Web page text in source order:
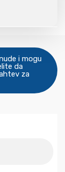
i mogu
da
za